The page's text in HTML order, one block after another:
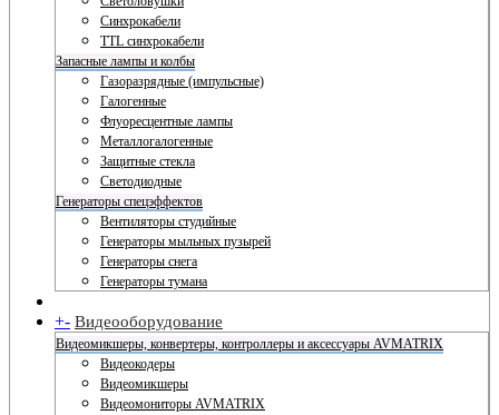
Синхрокабели
TTL синхрокабели
Запасные лампы и колбы
Газоразрядные (импульсные)
Галогенные
Флуоресцентные лампы
Металлогалогенные
Защитные стекла
Светодиодные
Генераторы спецэффектов
Вентиляторы студийные
Генераторы мыльных пузырей
Генераторы снега
Генераторы тумана
+- Видеооборудование
Видеомикшеры, конвертеры, контроллеры и аксессуары AVMATRIX
Видеокодеры
Видеомикшеры
Видеомониторы AVMATRIX